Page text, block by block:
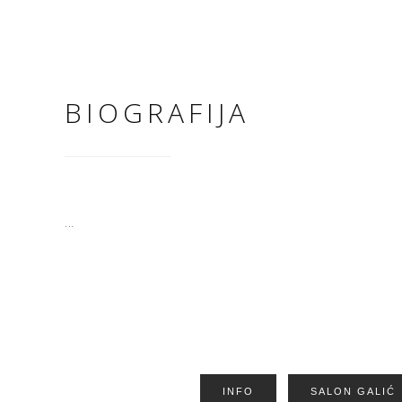
BIOGRAFIJA
...
INFO SALON GALIĆ